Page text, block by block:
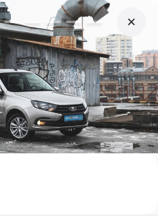
дешёвых
с автоматом
тысяч к двухпедальным
И наш
изменился –